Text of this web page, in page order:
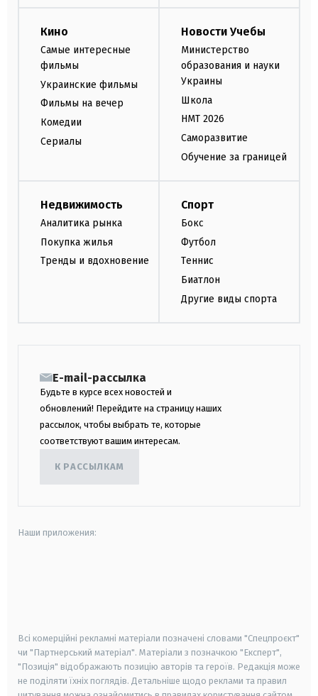
Кино
Самые интересные
фильмы
Украинские фильмы
Фильмы на вечер
Комедии
Сериалы
Новости Учебы
Министерство
образования и науки
Украины
Школа
НМТ 2026
Саморазвитие
Обучение за границей
Недвижимость
Аналитика рынка
Покупка жилья
Тренды и вдохновение
Спорт
Бокс
Футбол
Теннис
Биатлон
Другие виды спорта
E-mail-рассылка
Будьте в курсе всех новостей и
обновлений! Перейдите на страницу наших
рассылок, чтобы выбрать те, которые
соответствуют вашим интересам.
К РАССЫЛКАМ
Наши приложения:
Всі комерційні рекламні матеріали позначені словами "Спецпроєкт"
чи "Партнерський матеріал". Матеріали з позначкою "Експерт",
"Позиція" відображають позицію авторів та героїв. Редакція може
не поділяти їхніх поглядів. Детальніше щодо реклами та правил